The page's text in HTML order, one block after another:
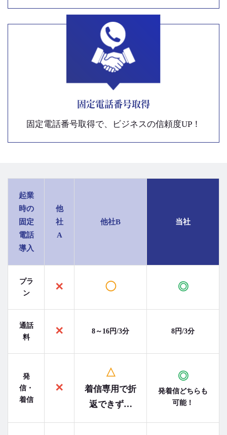
固定電話番号取得
固定電話番号取得で、ビジネスの信頼度UP！
起業
時の
固定
電話
導入
他
社
A
他社B 当社
プラ
ン
✕ ◯ ◎
通話
料
✕ 8～16円/3分 8円/3分
発
信・
着信
✕
△
着信専用で折
返できず…
◎
発着信どちらも
可能！